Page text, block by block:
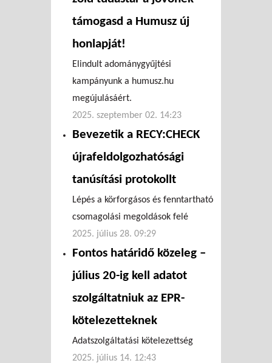
támogasd a Humusz új
honlapját!
Elindult adománygyűjtési
kampányunk a humusz.hu
megújulásáért.
2025. szeptember 02. 14:23
Bevezetik a RECY:CHECK
újrafeldolgozhatósági
tanúsítási protokollt
Lépés a körforgásos és fenntartható
csomagolási megoldások felé
2025. július 28. 09:29
Fontos határidő közeleg –
július 20-ig kell adatot
szolgáltatniuk az EPR-
kötelezetteknek
Adatszolgáltatási kötelezettség
2025. július 14. 12:43